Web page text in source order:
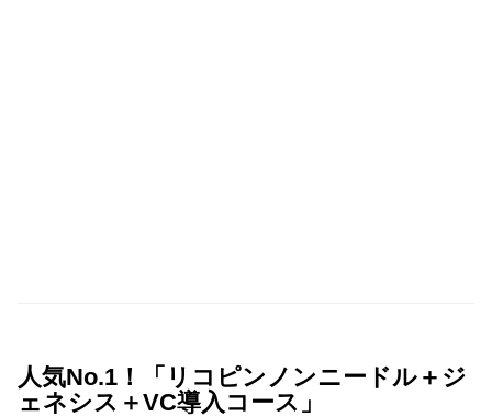
人気No.1！「リコピンノンニードル＋ジ
ェネシス＋VC導入コース」